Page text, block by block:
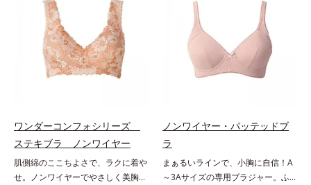
ワンダーコンフォシリーズ
ステキブラ ノンワイヤー
肌側綿のここちよさで、ラクに着や
せ。ノンワイヤーでやさしく美胸
ノンワイヤー・パッテッドブ
ラ
まぁるいラインで、小胸に自信！A
～3Aサイズの専用ブラジャー。ふ